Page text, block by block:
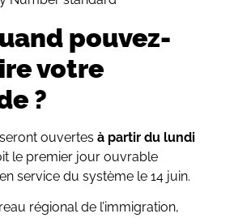
pouvez-
votre
?
ouvertes à partir du lundi
le premier jour ouvrable
service du système le 14 juin.
régional de l’immigration,